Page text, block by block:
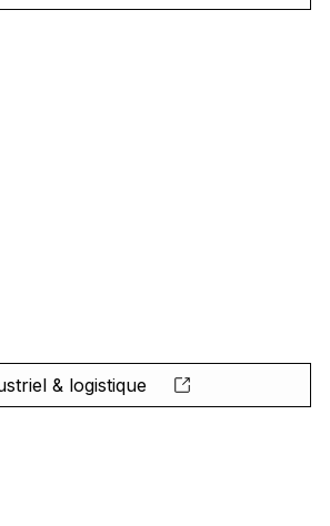
& logistique